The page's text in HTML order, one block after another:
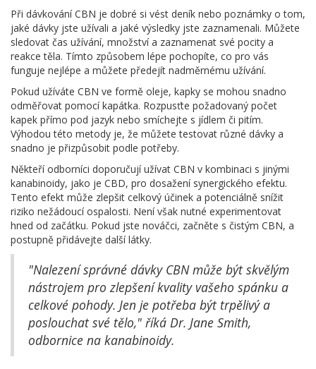
Při dávkování CBN je dobré si vést deník nebo poznámky o tom,
jaké dávky jste užívali a jaké výsledky jste zaznamenali. Můžete
sledovat čas užívání, množství a zaznamenat své pocity a
reakce těla. Tímto způsobem lépe pochopíte, co pro vás
funguje nejlépe a můžete předejít nadměrnému užívání.
Pokud užíváte CBN ve formě oleje, kapky se mohou snadno
odměřovat pomocí kapátka. Rozpusťte požadovaný počet
kapek přímo pod jazyk nebo smíchejte s jídlem či pitím.
Výhodou této metody je, že můžete testovat různé dávky a
snadno je přizpůsobit podle potřeby.
Někteří odborníci doporučují užívat CBN v kombinaci s jinými
kanabinoidy, jako je CBD, pro dosažení synergického efektu.
Tento efekt může zlepšit celkový účinek a potenciálně snížit
riziko nežádoucí ospalosti. Není však nutné experimentovat
hned od začátku. Pokud jste nováčci, začněte s čistým CBN, a
postupně přidávejte další látky.
"Nalezení správné dávky CBN může být skvělým
nástrojem pro zlepšení kvality vašeho spánku a
celkové pohody. Jen je potřeba být trpělivý a
poslouchat své tělo," říká Dr. Jane Smith,
odbornice na kanabinoidy.